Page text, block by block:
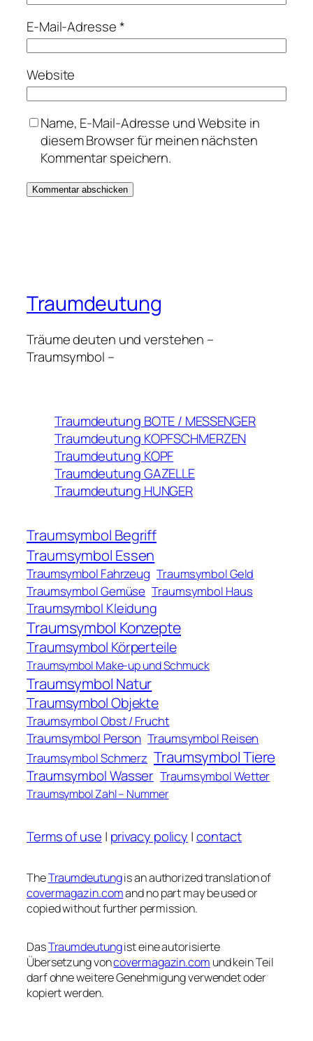
E-Mail-Adresse*
Website
Name, E-Mail-Adresse und Website in
diesem Browser für meinen nächsten
Kommentar speichern.
Traumdeutung
Träume deuten und verstehen –
Traumsymbol –
Traumdeutung BOTE / MESSENGER
Traumdeutung KOPFSCHMERZEN
Traumdeutung KOPF
Traumdeutung GAZELLE
Traumdeutung HUNGER
Traumsymbol Begriff
Traumsymbol Essen
Traumsymbol Fahrzeug Traumsymbol Geld
Traumsymbol Gemüse Traumsymbol Haus
Traumsymbol Kleidung
Traumsymbol Konzepte
Traumsymbol Körperteile
Traumsymbol Make-up und Schmuck
Traumsymbol Natur
Traumsymbol Objekte
Traumsymbol Obst / Frucht
Traumsymbol Person Traumsymbol Reisen
Traumsymbol Schmerz Traumsymbol Tiere
Traumsymbol Wasser Traumsymbol Wetter
Traumsymbol Zahl – Nummer
Terms of use | privacy policy |contact
TheTraumdeutungis an authorized translation of
covermagazin.comand no part may be used or
copied without further permission.
DasTraumdeutungist eine autorisierte
Übersetzung voncovermagazin.com und kein Teil
darf ohne weitere Genehmigung verwendet oder
kopiert werden.